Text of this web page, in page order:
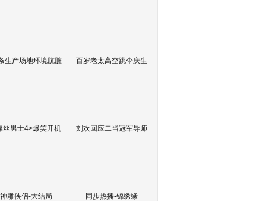
生产场地环境肮脏 百岁老太高空跳伞庆生
丝男士4>爆笑开机 刘欢回应二当冠军导师
神雕侠侣-大结局 同步热播-锦绣缘